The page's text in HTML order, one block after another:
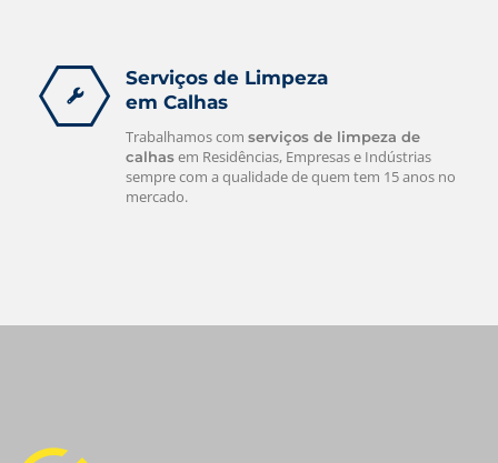
Serviços de Limpeza
em Calhas
Trabalhamos com serviços de limpeza de
calhasem Residências, Empresas e Indústrias
sempre com a qualidade de quem tem 15 anos no
mercado.